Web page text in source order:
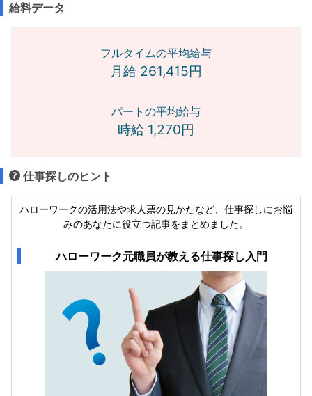
給料データ
フルタイムの平均給与
月給 261,415円
パートの平均給与
時給 1,270円
仕事探しのヒント
ハローワークの活用法や求人票の見かたなど、仕事探しにお悩
みのあなたに役立つ記事をまとめました。
ハローワーク元職員が教える仕事探し入門